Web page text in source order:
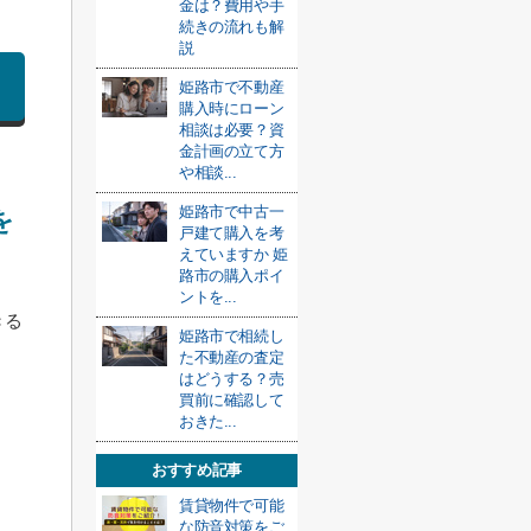
金は？費用や手
続きの流れも解
説
姫路市で不動産
購入時にローン
相談は必要？資
金計画の立て方
や相談...
姫路市で中古一
戸建て購入を考
えていますか 姫
路市の購入ポイ
ントを...
姫路市で相続し
た不動産の査定
はどうする？売
買前に確認して
おきた...
おすすめ記事
賃貸物件で可能
な防音対策をご